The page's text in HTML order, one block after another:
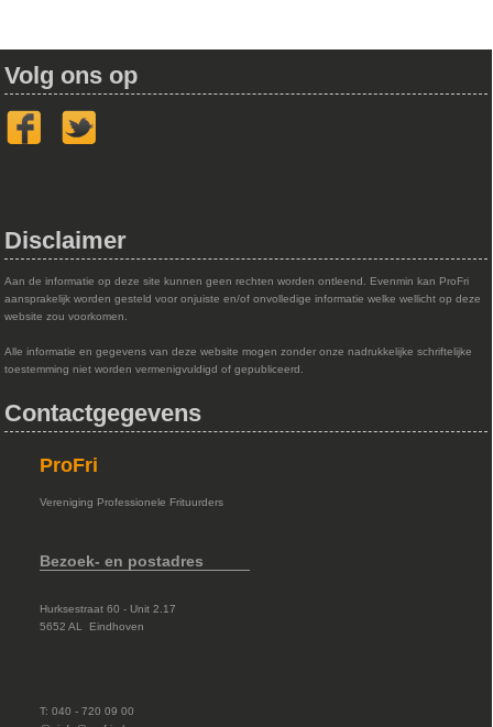
Volg ons op
Disclaimer
Aan de informatie op deze site kunnen geen rechten worden ontleend. Evenmin kan ProFri
aansprakelijk worden gesteld voor onjuiste en/of onvolledige informatie welke wellicht op deze
website zou voorkomen.
Alle informatie en gegevens van deze website mogen zonder onze nadrukkelijke schriftelijke
toestemming niet worden vermenigvuldigd of gepubliceerd.
Contactgegevens
ProFri
Vereniging Professionele Frituurders
Bezoek- en postadres
Hurksestraat 60 - Unit 2.17
5652 AL Eindhoven
T: 040 - 720 09 00